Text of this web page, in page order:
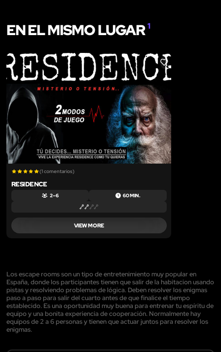
EN EL MISMO LUGAR1
LIKE
(1 comentarios)
RESIDENCE
2 – 6 60 MIN.
VIEW MORE
Los escape rooms son un tipo de entretenimiento muy popular en
España, donde los participantes tienen que salir de la habitacion usando
pistas y resolviendo problemas de lógica. Deben resolver los enigmas
paso a paso para salir del cuarto antes de que finalice el tiempo
establecido. Es una oportunidad muy buena para entrenar tu espíritu de
equipo y una bonita experiencia de cooperación. Normalmente hay
equipos de 2 a 6 personas y tienen que actuar juntos para resolver los
enigmas.